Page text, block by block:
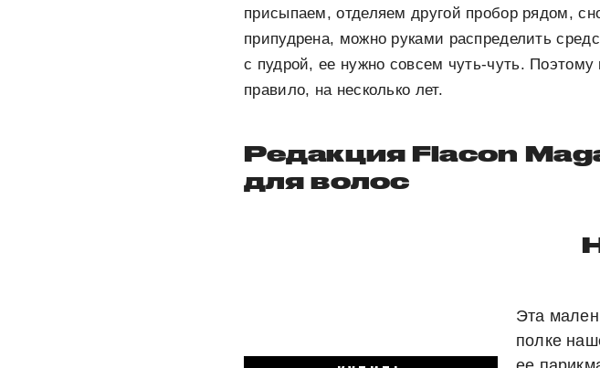
присыпаем, отделяем другой пробор рядом,
припудрена, можно руками распределить
с пудрой, ее нужно совсем чуть-чуть. Поэтому
правило, на несколько лет.
Редакция Flacon
для волос
Эта
полке